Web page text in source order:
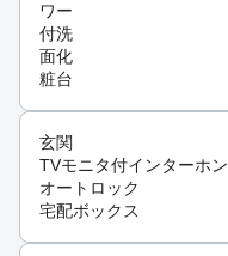
ワー
付洗
面化
粧台
玄関
TVモニタ付インターホン
オートロック
宅配ボックス